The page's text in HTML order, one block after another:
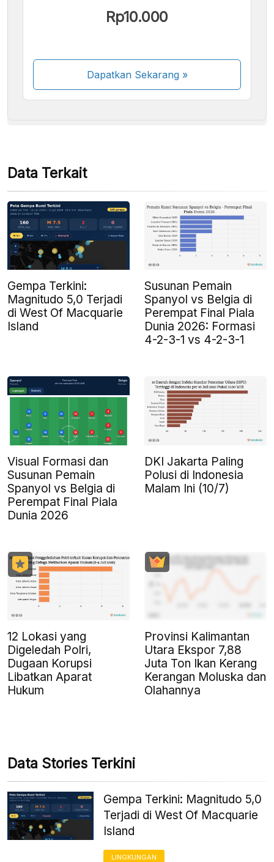
Rp10.000
Dapatkan Sekarang»
Beberapa metode pembayaran masih dalam
Data Terkait
Gempa Terkini:
Magnitudo 5,0 Terjadi
di West Of Macquarie
Island
Susunan Pemain
Spanyol vs Belgia di
Perempat Final Piala
Dunia 2026: Formasi
4-2-3-1 vs 4-2-3-1
Visual Formasi dan
Susunan Pemain
Spanyol vs Belgia di
Perempat Final Piala
Dunia 2026
DKI Jakarta Paling
Polusi di Indonesia
Malam Ini (10/7)
12 Lokasi yang
Digeledah Polri,
Dugaan Korupsi
Libatkan Aparat
Hukum
Provinsi Kalimantan
Utara Ekspor 7,88
Juta Ton Ikan Kerang
Kerangan Moluska dan
Olahannya
Data Stories Terkini
Gempa Terkini: Magnitudo 5,0
Terjadi di West Of Macquarie
Island
LINGKUNGAN